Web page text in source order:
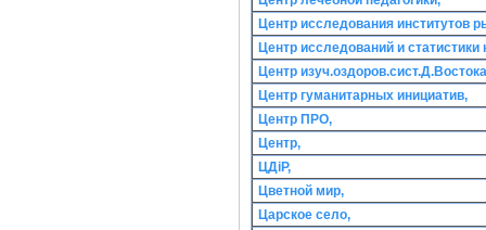
Центр исследования институтов
Центр исследований и статистики
Центр
Центр гуманитарных инициатив,
Центр ПРО,
Центр,
ЦДіР,
Цветной мир,
Царское село,